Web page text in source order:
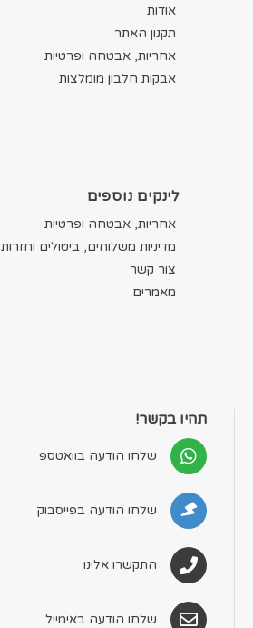
אודות
תקנון האתר
אחריות, אבטחה ופרטיות
אבקות חלבון מומלצות
לינקים נוספים
אחריות, אבטחה ופרטיות
מדיניות משלוחים, ביטולים וחזרות
צור קשר
מאמרים
תהיו בקשר!
שלחו הודעה בוואטספ
שלחו הודעה בפייסבוק
התקשרו אלינו
שלחו הודעה באימייל